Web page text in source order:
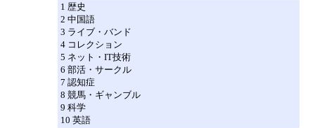
1 歴史
2 中国語
3 ライブ・バンド
4 コレクション
5 ネット・IT技術
6 部活・サークル
7 認知症
8 競馬・ギャンブル
9 科学
10 英語